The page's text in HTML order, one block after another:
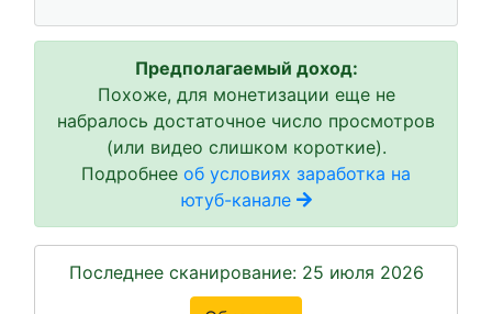
Предполагаемый доход:
Похоже, для монетизации еще не
набралось достаточное число просмотров
(или видео слишком короткие).
Подробнее об условиях заработка на
ютуб-канале
Последнее сканирование: 25 июля 2026